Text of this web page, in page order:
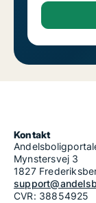
Kontakt
Mynstersvej 3
1827
CVR: 38854925